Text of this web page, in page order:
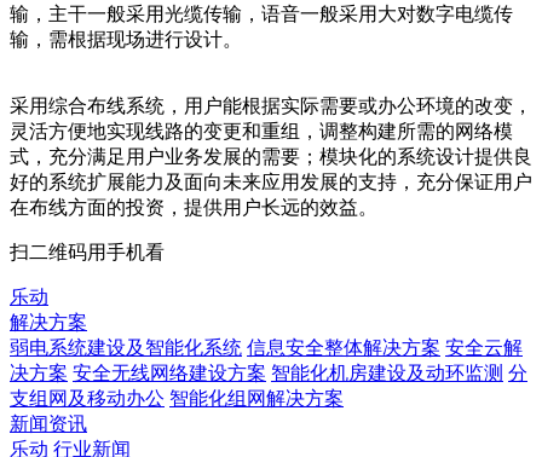
输，主干一般采用光缆传输，语音一般采用大对数字电缆传
输，需根据现场进行设计。
采用综合布线系统，用户能根据实际需要或办公环境的改变，
灵活方便地实现线路的变更和重组，调整构建所需的网络模
式，充分满足用户业务发展的需要；模块化的系统设计提供良
好的系统扩展能力及面向未来应用发展的支持，充分保证用户
在布线方面的投资，提供用户长远的效益。
扫二维码用手机看
乐动
解决方案
弱电系统建设及智能化系统 信息安全整体解决方案 安全云解
决方案 安全无线网络建设方案 智能化机房建设及动环监测 分
支组网及移动办公 智能化组网解决方案
新闻资讯
乐动 行业新闻